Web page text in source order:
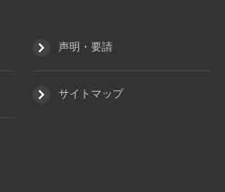
声明・要請
サイトマップ